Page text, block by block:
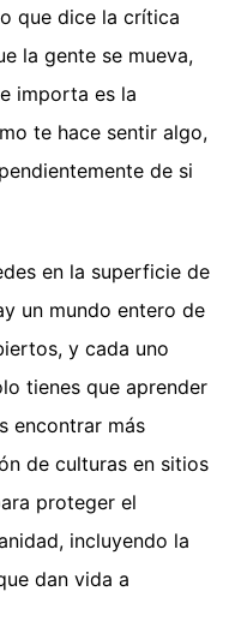
que dice la crítica
la gente se mueva,
importa es la
te hace sentir algo,
de si
en la superficie de
un mundo entero de
y cada uno
tienes que aprender
encontrar más
de culturas en sitios
proteger el
incluyendo la
dan vida a